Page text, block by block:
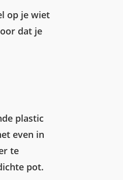
op je wiet
dat je
plastic
even in
te
pot.